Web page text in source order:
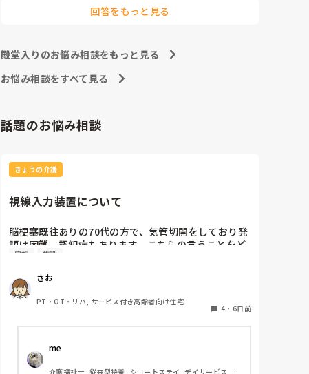
無理難題を言って来るこの人達には、毅然とした態度や
上司が味方、力になってくれないと現場の職員の不平不
満は高まり、精神がやられた結果辞めて行きます。
他の自治体や他職種にも拡大して、介護職に取っても働
回答をもっと見る
殿堂入りのお悩み相談をもっと見る
お悩み相談をすべて見る
話題のお悩み相談
きょうの介護
視線入力装置について
脳梗塞既往ありの70代の方で、気管切開をしており発
語は困難。認知症もあります。こちらの言うことをど
のくらい理解しているかは不明ですが、問いかけに頷
の方にもほぼ毎日面会に来られます。この前ケアマネ
の方からお話しを聞いたら、視線入力装置？を導入し
たいと息子さんがおっしゃっているそうです。そこ
で、施設などで実際使われている利用者の方がいらっ
こなせるものなのかお聞きしたいです。
家族 施設
さお
PT・OT・リハ, サービス付き高齢者向け住宅
4 ・ 6日前
me
介護福祉士, 従来型特養, ショートステイ, デイサービス, 訪